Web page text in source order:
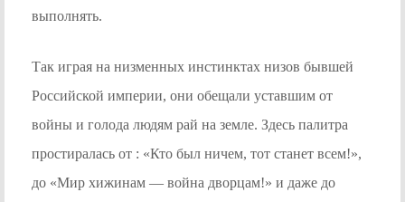
выполнять.
Так играя на низменных инстинктах низов бывшей
Российской империи, они обещали уставшим от
войны и голода людям рай на земле. Здесь палитра
простиралась от : «Кто был ничем, тот станет всем!»,
до «Мир хижинам — война дворцам!» и даже до